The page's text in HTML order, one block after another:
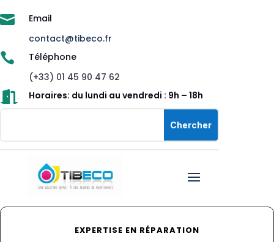

Email
contact@tibeco.fr

Téléphone
(+33) 01 45 90 47 62
 Horaires: du lundi au vendredi : 9h – 18h
EXPERTISE EN RÉPARATION